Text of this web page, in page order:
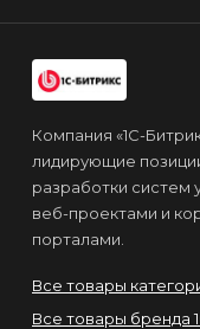
Компания «1С-
лидирующие
разработки систем
веб-проектами и
порталами.
Все товары
Все товары бренда